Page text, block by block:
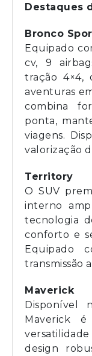
Destaques
Bronco
Equipado
cv, 9
tração 4×4,
aventuras
combina
ponta,
viagens.
valorização
Territory
O SUV
interno
tecnologia
conforto e
Equipado
transmissão
Maverick
Disponível
Maverick
design